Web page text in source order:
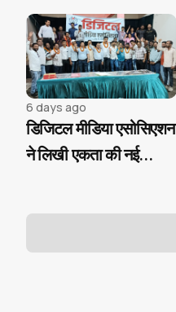
6 days ago
डिजिटल मीडिया एसोसिएशन
ने लिखी एकता की नई